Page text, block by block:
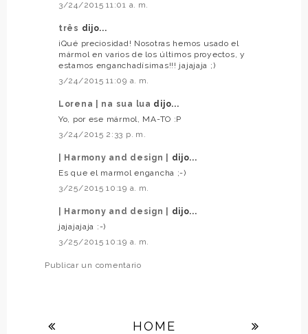
3/24/2015 11:01 a. m.
três dijo...
¡Qué preciosidad! Nosotras hemos usado el
mármol en varios de los últimos proyectos, y
estamos enganchadísimas!!! jajajaja ;)
3/24/2015 11:09 a. m.
Lorena | na sua lua dijo...
Yo, por ese mármol, MA-TO :P
3/24/2015 2:33 p. m.
| Harmony and design |
dijo...
Es que el marmol engancha ;-)
3/25/2015 10:19 a. m.
| Harmony and design |
dijo...
jajajajaja :-)
3/25/2015 10:19 a. m.
Publicar un comentario
HOME